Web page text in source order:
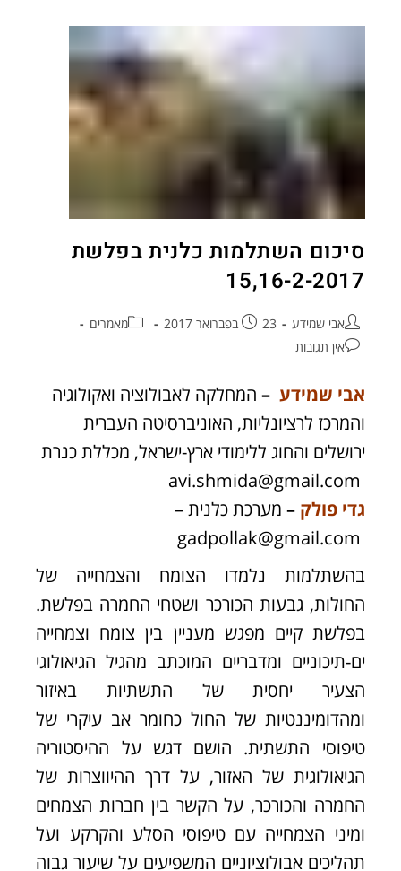
סיכום השתלמות כלנית בפלשת
15,16-2-2017
אבי שמידע 23 בפברואר 2017
מאמרים
אין תגובות
אבי שמידע – המחלקה לאבולוציה ואקולוגיה
והמרכז לרציונליות, האוניברסיטה העברית
ירושלים והחוג ללימודי ארץ-ישראל, מכללת כנרת
avi.shmida@gmail.com
גדי פולק – מערכת כלנית –
gadpollak@gmail.com
בהשתלמות נלמדו הצומח והצמחייה של
החולות, גבעות הכורכר ושטחי החמרה בפלשת.
בפלשת קיים מפגש מעניין בין צומח וצמחייה
ים-תיכוניים ומדבריים המוכתב מהגיל הגיאולוגי
הצעיר יחסית של התשתיות באיזור
ומהדומיננטיות של החול כחומר אב עיקרי של
טיפוסי התשתית. הושם דגש על ההיסטוריה
הגיאולוגית של האזור, על דרך ההיווצרות של
החמרה והכורכר, על הקשר בין חברות הצמחים
ומיני הצמחייה עם טיפוסי הסלע והקרקע ועל
תהליכים אבולוציוניים המשפיעים על שיעור גבוה